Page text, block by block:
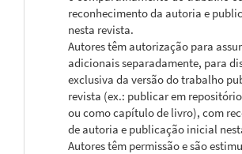
reconhecimento da autoria e
nesta revista.
Autores têm autorização para
adicionais separadamente, para
exclusiva da versão do trabalho
revista (ex.: publicar em
ou como capítulo de livro), com
de autoria e publicação inicial
Autores têm permissão e são